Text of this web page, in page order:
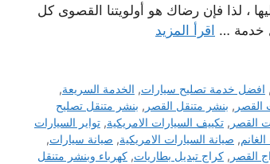
، لذا فإن رضاك ​​هو أولويتنا القصوى كل
خدمة … اقرأ المزيد
, افضل خدمة تصليح سيارات, الخدمة السريعة,
القصر , بنشر متنقل القصر , بنشر متنقل تصليح
القصر , تكييف السيارات الامريكية, تواير السيارات
, صيانة السيارات الامريكية, صيانة سيارات,
القصر , كراج تبديل بطاريات, كهرباء وبنشر متنقل